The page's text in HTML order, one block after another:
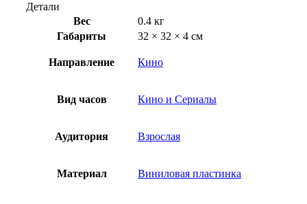
Детали
Вес
0.4 кг
Габариты
32 × 32 × 4 см
Направление Кино
Вид часов Кино и Сериалы
Аудитория Взрослая
Материал Виниловая пластинка